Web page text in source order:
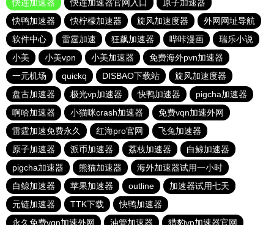
快连加速器
快连加速器官网入口
原子加速器
快鸭加速器
快柠檬加速器 旋风加速度器
外网网址导航
软件中心
雷霆加速 狂飙加速器 哔咔漫画
瑞乐小说
小美
小美vpn 小美加速器
免费海外pvn加速器
一元机场
quickq DISBAO下载站
旋风加速度器
盘古加速器
极光vp加速器 快鸭加速器
pigcha加速器
啊哈加速器
小猫咪crash加速器
免费vqn加速外网
雷霆加速免费永久
红海pro官网
飞兔加速器
原子加速器
派币加速器 荔枝加速器
白鲸加速器
pigcha加速器
熊猫加速器
海外加速器试用一小时
白鲸加速器
苹果加速器 outline
加速器试用七天
元链加速器
TTK下载
快鸭加速器
永久免费vqn加速外网
油管加速器 猎豹vp加速器官网